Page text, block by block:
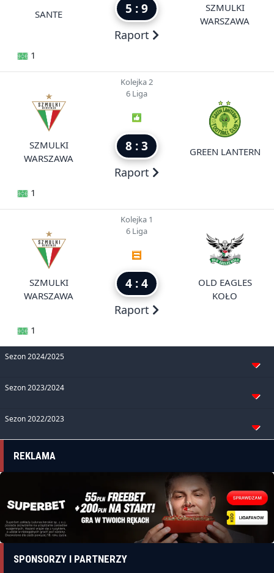
SANTE 5 : 9
Raport
SZMULKI
WARSZAWA
1
SZMULKI
WARSZAWA
Kolejka 2
6 Liga
8 : 3
Raport
GREEN LANTERN
1
SZMULKI
WARSZAWA
Kolejka 1
6 Liga
4 : 4
Raport
OLD EAGLES
KOŁO
1
Sezon 2024/2025
Sezon 2023/2024
Sezon 2022/2023
REKLAMA
SPONSORZY I PARTNERZY